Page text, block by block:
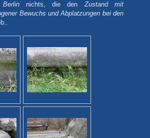
nichts, die denZustand mit
Bewuchs und Abplatzungen bei den